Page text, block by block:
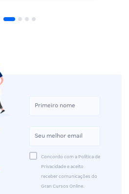
Concordo com a Política de
Privacidade e aceito
receber comunicações do
Gran Cursos Online.